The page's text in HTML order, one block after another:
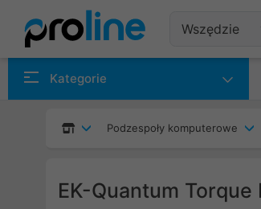
Kategorie
Podzespoły komputerowe
EK-Quantum Torque